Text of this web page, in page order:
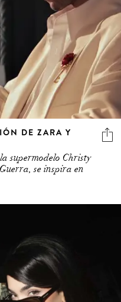
DE ZARA Y
supermodelo Christy
se inspira en